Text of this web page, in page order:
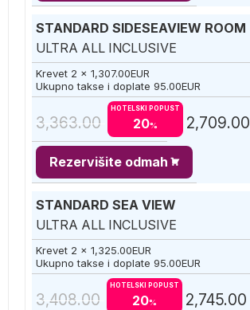
STANDARD SIDESEAVIEW ROOM
ULTRA ALL INCLUSIVE
Krevet 2 x 1,307.00EUR
Ukupno takse i doplate 95.00EUR
3,363.00
HOTELSKI POPUST
20% 2,709.00
Rezervišite odmah
STANDARD SEA VIEW
ULTRA ALL INCLUSIVE
Krevet 2 x 1,325.00EUR
Ukupno takse i doplate 95.00EUR
3,408.00
HOTELSKI POPUST
20% 2,745.00